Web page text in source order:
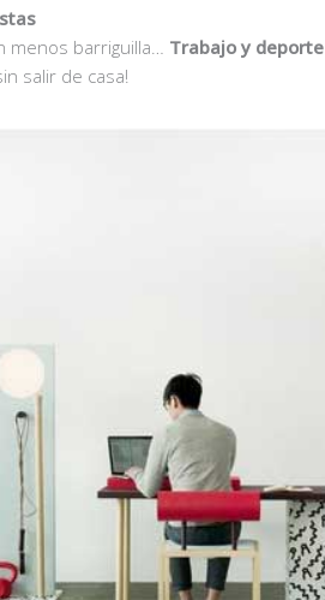
barriguilla… Trabajo y deporte
salir de casa!